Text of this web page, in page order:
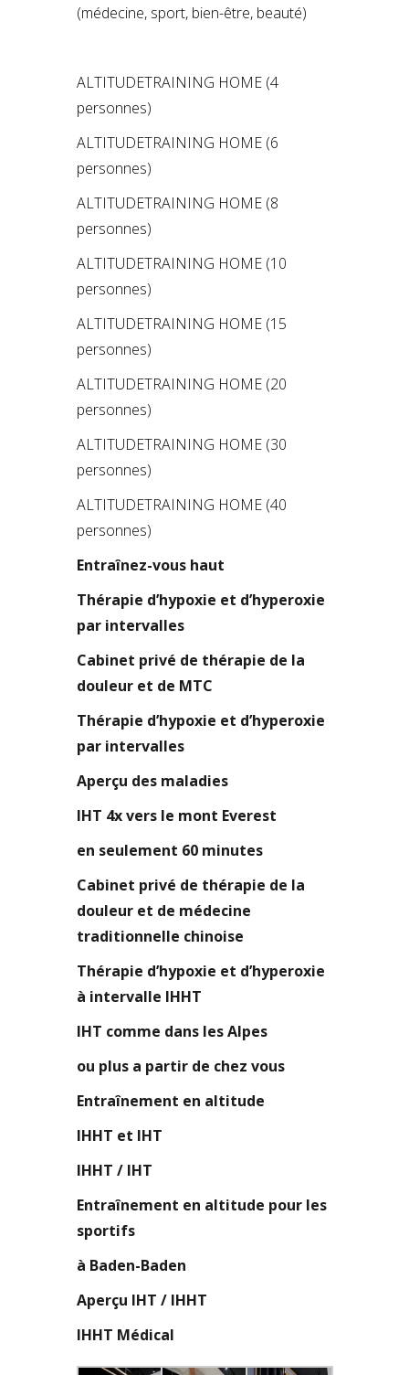
(médecine, sport, bien-être, beauté)
ALTITUDETRAINING HOME (4
personnes)
ALTITUDETRAINING HOME (6
personnes)
ALTITUDETRAINING HOME (8
personnes)
ALTITUDETRAINING HOME (10
personnes)
ALTITUDETRAINING HOME (15
personnes)
ALTITUDETRAINING HOME (20
personnes)
ALTITUDETRAINING HOME (30
personnes)
ALTITUDETRAINING HOME (40
personnes)
Entraînez-vous haut
Thérapie d’hypoxie et d’hyperoxie
par intervalles
Cabinet privé de thérapie de la
douleur et de MTC
Thérapie d’hypoxie et d’hyperoxie
par intervalles
Aperçu des maladies
IHT 4x vers le mont Everest
en seulement 60 minutes
Cabinet privé de thérapie de la
douleur et de médecine
traditionnelle chinoise
Thérapie d’hypoxie et d’hyperoxie
à intervalle IHHT
IHT comme dans les Alpes
ou plus a partir de chez vous
Entraînement en altitude
IHHT et IHT
IHHT / IHT
Entraînement en altitude pour les
sportifs
à Baden-Baden
Aperçu IHT / IHHT
IHHT Médical